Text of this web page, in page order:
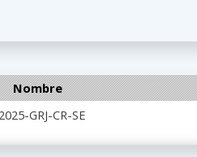
Nombre
GRJ-CR-SE